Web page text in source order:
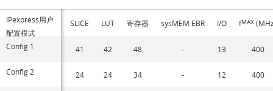
IPexpress用户
配置模式
SLICE LUT 寄存器 sysMEM EBR I/O fMAX
Config 1 41 42 48 - 13 400
Config 2 24 24 34 - 12 400